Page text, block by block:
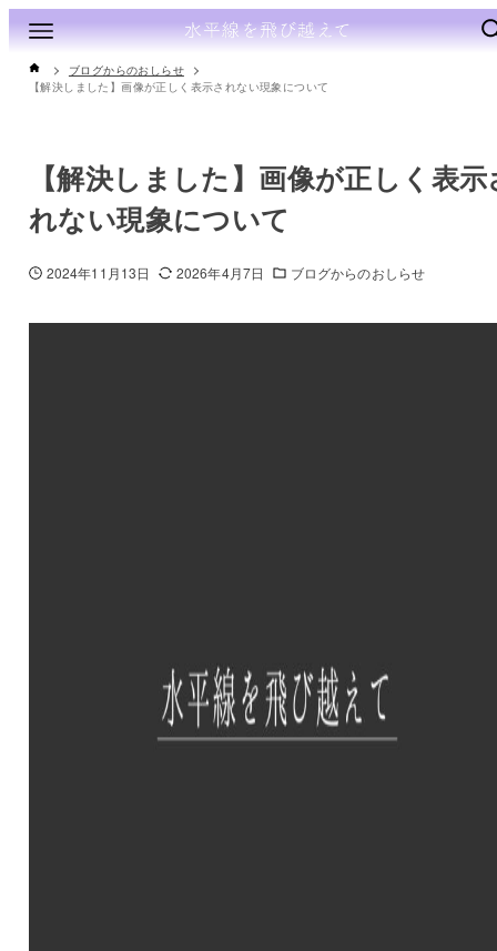
ブログからのおしらせ
【解決しました】画像が正しく表示されない現象について
【解決しました】画像が正しく表示
れない現象について
2024年11月13日 2026年4月7日 ブログからのおしらせ